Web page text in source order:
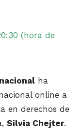
(hora de
ha
online a
en derechos de
Silvia Chejter.